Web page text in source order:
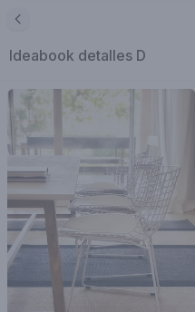
Ideabook detalles D